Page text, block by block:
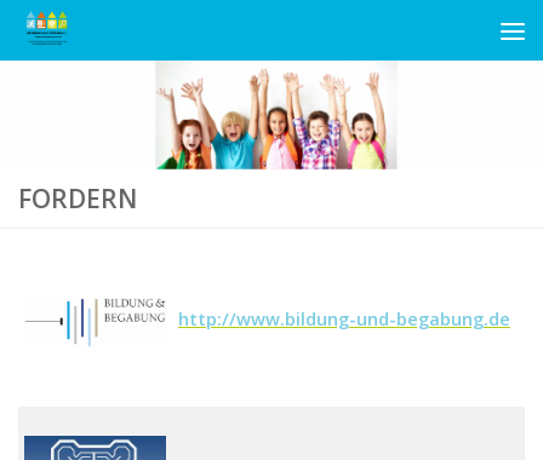
Unter dem Inhalt
FORDERN
http://www.bildung-und-begabung.de